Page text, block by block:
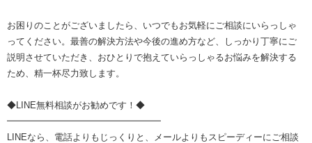
お困りのことがございましたら、いつでもお気軽にご相談にいらっしゃ
ってください。最善の解決方法や今後の進め方など、しっかり丁寧にご
説明させていただき、おひとりで抱えていらっしゃるお悩みを解決する
ため、精一杯尽力致します。
◆LINE無料相談がお勧めです！◆
━━━━━━━━━━━━━━━━━
LINEなら、電話よりもじっくりと、メールよりもスピーディーにご相談